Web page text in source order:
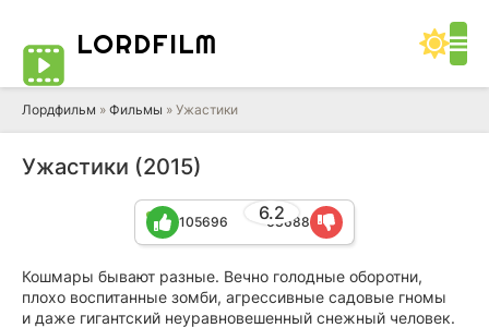
LORDFILM
Лордфильм » Фильмы » Ужастики
Ужастики (2015)
6.2
105696 63688
Кошмары бывают разные. Вечно голодные оборотни,
плохо воспитанные зомби, агрессивные садовые гномы
и даже гигантский неуравновешенный снежный человек.